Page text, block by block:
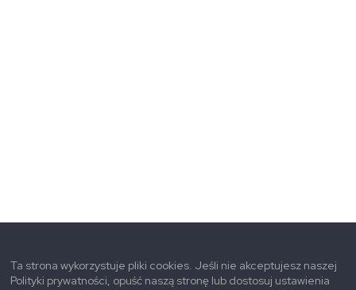
Ta strona wykorzystuje pliki cookies. Jeśli nie akceptujesz naszej
Polityki prywatności, opuść naszą stronę lub dostosuj ustawienia